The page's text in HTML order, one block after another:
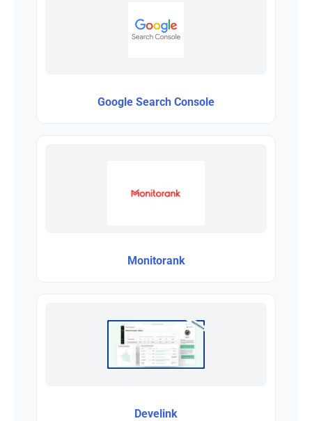
Google Search Console
Monitorank
Develink